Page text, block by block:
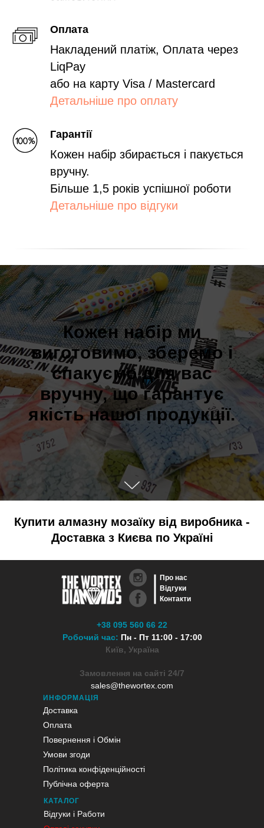
Оплата
Накладений платіж, Оплата через
LiqPay
або на карту Visa / Mastercard
Детальніше про оплату
Гарантії
Кожен набір збирається і пакується
вручну.
Більше 1,5 років успішної роботи
Детальніше про відгуки
Кожен набір ми
виготовимо, зберемо і
спакуємо для вас
вручну, що гарантує
якість нашої продукції.
Купити алмазну мозаїку від виробника -
Доставка з Києва по Україні
ИНФОРМАЦІЯ
Доставка
Оплата
Повернення і Обмін
Умови згоди
Політика конфіденційності
Публічна оферта
КАТАЛОГ
Відгуки і Работи
+38 095 560 66 22
Робочий час: Пн - Пт 11:00 - 17:00
Київ, Україна
Замовлення на сайті 24/7
sales@thewortex.com
Про нас
Відгуки
Контакти